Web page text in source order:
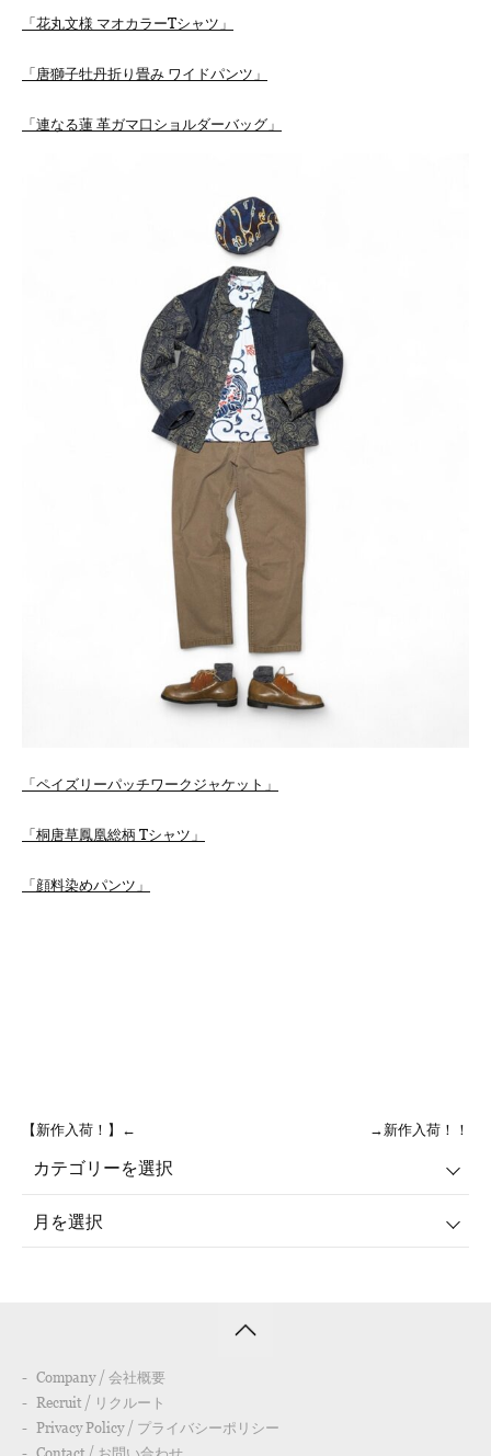
「花丸文様 マオカラーTシャツ」
「唐獅子牡丹折り畳み ワイドパンツ」
「連なる蓮 革ガマ口ショルダーバッグ」
「ペイズリーパッチワークジャケット」
「桐唐草鳳凰総柄 Tシャツ」
「顔料染めパンツ」
【新作入荷！】← →新作入荷！！
Company / 会社概要
Recruit / リクルート
Privacy Policy / プライバシーポリシー